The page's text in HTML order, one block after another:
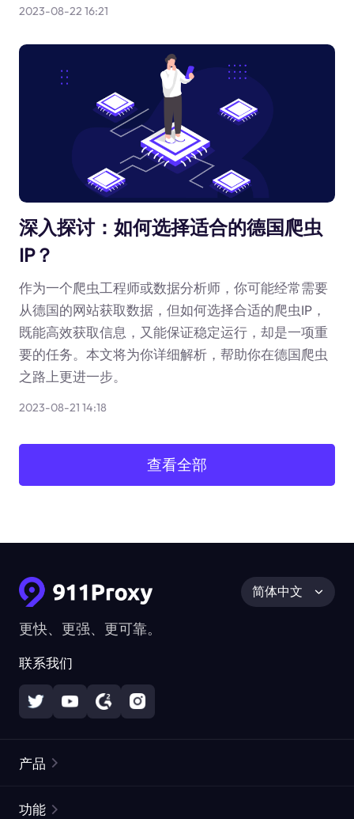
2023-08-22 16:21
深入探讨：如何选择适合的德国爬虫
IP？
作为一个爬虫工程师或数据分析师，你可能经常需要
从德国的网站获取数据，但如何选择合适的爬虫IP，
既能高效获取信息，又能保证稳定运行，却是一项重
要的任务。本文将为你详细解析，帮助你在德国爬虫
之路上更进一步。
2023-08-21 14:18
查看全部
更快、更强、更可靠。
联系我们
简体中文
产品
功能